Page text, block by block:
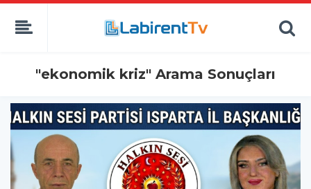
"ekonomik kriz" Arama Sonuçları